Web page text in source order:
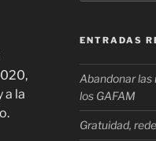
a la
ENTRADAS
Abandonar las
los GAFAM
Gratuidad,